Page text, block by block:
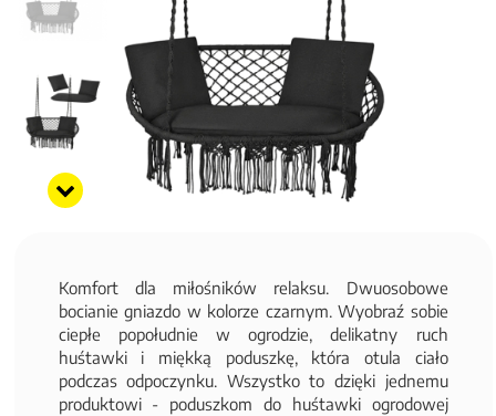
Komfort dla miłośników relaksu. Dwuosobowe
bocianie gniazdo w kolorze czarnym. Wyobraź sobie
ciepłe popołudnie w ogrodzie, delikatny ruch
huśtawki i miękką poduszkę, która otula ciało
podczas odpoczynku. Wszystko to dzięki jednemu
produktowi - poduszkom do huśtawki ogrodowej